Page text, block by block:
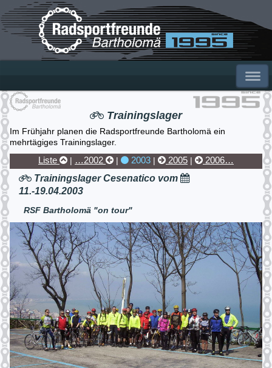
Trainingslager
Im Frühjahr planen die Radsportfreunde Bartholomä ein
mehrtägiges Trainingslager.
Liste | …2002 | 2003 | 2005 | 2006…
Trainingslager Cesenatico vom
11.-19.04.2003
RSF Bartholomä "on tour"